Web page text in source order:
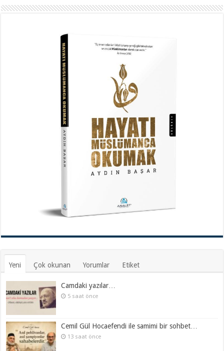
Yeni Çok okunan Yorumlar Etiket
Camdaki yazılar…
5 saat önce
Cemil Gül Hocaefendi ile samimi bir sohbet…
13 saat önce